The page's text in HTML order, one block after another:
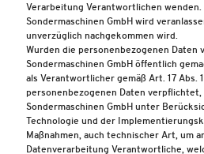
Verarbeitung Verantwortlichen
Sondermaschinen GmbH wird
unverzüglich nachgekommen wird.
Wurden die personenbezogenen Daten
Sondermaschinen GmbH öffentlich
als Verantwortlicher gemäß Art. 17 Abs.
personenbezogenen Daten
Sondermaschinen GmbH unter
Technologie und der
Maßnahmen, auch technischer Art, um
Datenverarbeitung Verantwortliche,